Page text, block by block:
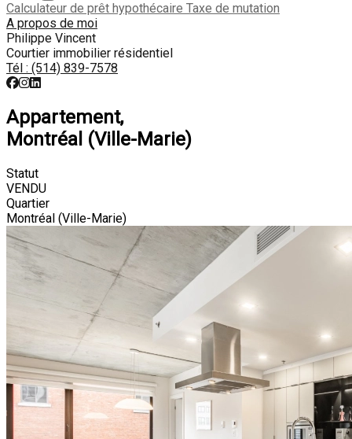
Calculateur de prêt hypothécaire Taxe de mutation
A propos de moi
Philippe Vincent
Courtier immobilier résidentiel
Tél : (514) 839-7578
Appartement,
Montréal (Ville-Marie)
Statut
VENDU
Quartier
Montréal (Ville-Marie)